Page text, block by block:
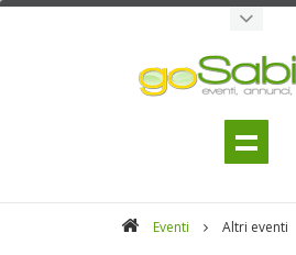
Eventi Altri eventi